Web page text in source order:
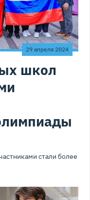
29 апреля 2024
школ
стали более